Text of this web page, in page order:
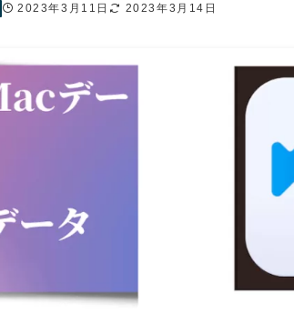
2023年3月11日 2023年3月14日